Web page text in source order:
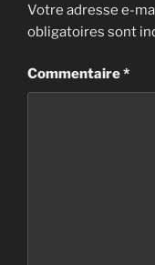
Votre adresse e-
obligatoires sont
Commentaire*